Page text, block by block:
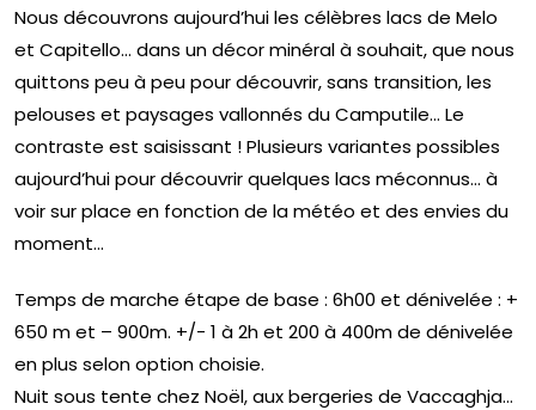
Nous découvrons aujourd’hui les célèbres lacs de Melo
et Capitello… dans un décor minéral à souhait, que nous
quittons peu à peu pour découvrir, sans transition, les
pelouses et paysages vallonnés du Camputile… Le
contraste est saisissant ! Plusieurs variantes possibles
aujourd’hui pour découvrir quelques lacs méconnus… à
voir sur place en fonction de la météo et des envies du
moment…
Temps de marche étape de base : 6h00 et dénivelée : +
650 m et – 900m. +/- 1 à 2h et 200 à 400m de dénivelée
en plus selon option choisie.
Nuit sous tente chez Noël, aux bergeries de Vaccaghja…